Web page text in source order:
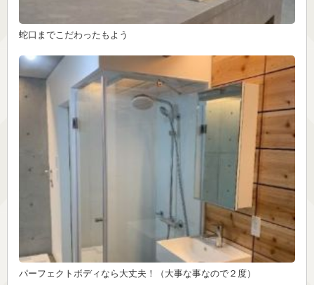
蛇口までこだわったもよう
パーフェクトボディなら大丈夫！（大事な事なので２度）